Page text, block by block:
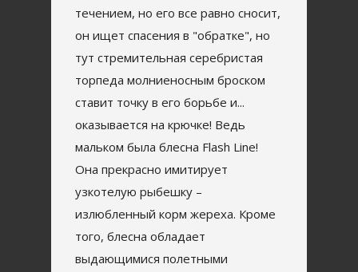
течением, но его все равно сносит,
он ищет спасения в "обратке", но
тут стремительная серебристая
торпеда молниеносным броском
ставит точку в его борьбе и...
оказывается на крючке! Ведь
мальком была блесна Flash Line!
Она прекрасно имитирует
узкотелую рыбешку –
излюбленный корм жереха. Кроме
того, блесна обладает
выдающимися полетными